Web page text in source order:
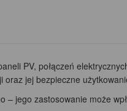
PV, połączeń
oraz jej bezpieczne
– jego zastosowanie może